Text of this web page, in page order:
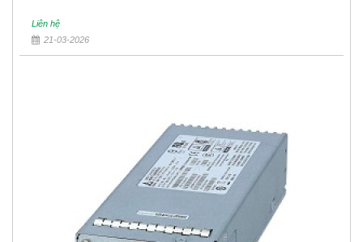
Liên hệ
21-03-2026